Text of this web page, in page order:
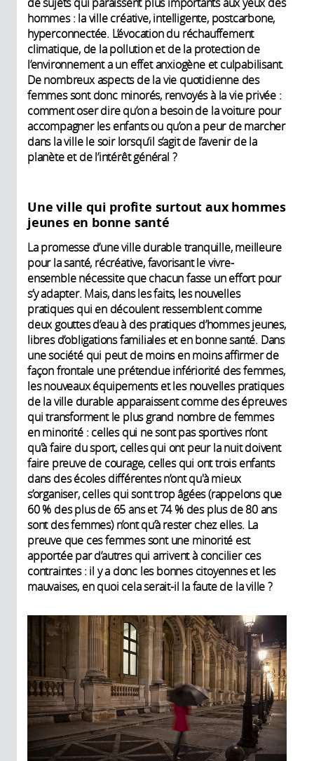
hommes : la ville créative, intelligente, postcarbone,
hyperconnectée. L’évocation du réchauffement
climatique, de la pollution et de la protection de
l’environnement a un effet anxiogène et culpabilisant.
De nombreux aspects de la vie quotidienne des
femmes sont donc minorés, renvoyés à la vie privée :
comment oser dire qu’on a besoin de la voiture pour
accompagner les enfants ou qu’on a peur de marcher
dans la ville le soir lorsqu’il s’agit de l’avenir de la
planète et de l’intérêt général ?
Une ville qui profite surtout aux hommes
jeunes en bonne santé
La promesse d’une ville durable tranquille, meilleure
pour la santé, récréative, favorisant le vivre-
ensemble nécessite que chacun fasse un effort pour
s’y adapter. Mais, dans les faits, les nouvelles
pratiques qui en découlent ressemblent comme
deux gouttes d’eau à des pratiques d’hommes jeunes,
libres d’obligations familiales et en bonne santé. Dans
une société qui peut de moins en moins affirmer de
façon frontale une prétendue infériorité des femmes,
les nouveaux équipements et les nouvelles pratiques
de la ville durable apparaissent comme des épreuves
qui transforment le plus grand nombre de femmes
en minorité : celles qui ne sont pas sportives n’ont
qu'à faire du sport, celles qui ont peur la nuit doivent
faire preuve de courage, celles qui ont trois enfants
dans des écoles différentes n’ont qu'à mieux
s’organiser, celles qui sont trop âgées (rappelons que
60 % des plus de 65 ans et 74 % des plus de 80 ans
sont des femmes) n’ont qu’à rester chez elles. La
preuve que ces femmes sont une minorité est
apportée par d’autres qui arrivent à concilier ces
contraintes : il y a donc les bonnes citoyennes et les
mauvaises, en quoi cela serait-il la faute de la ville ?